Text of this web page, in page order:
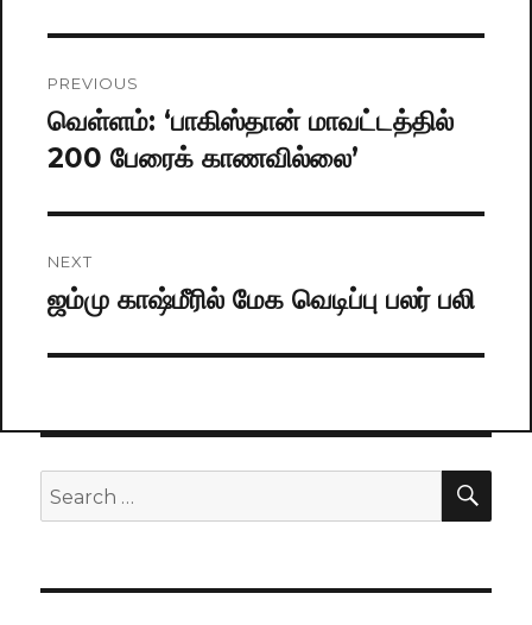
navigation
PREVIOUS
Previous
post:
வெள்ளம்: ‘பாகிஸ்தான் மாவட்டத்தில்
200 பேரைக் காணவில்லை’
NEXT
Next
ஜம்மு காஷ்மீரில் மேக வெடிப்பு பலர் பலி
Search
for: